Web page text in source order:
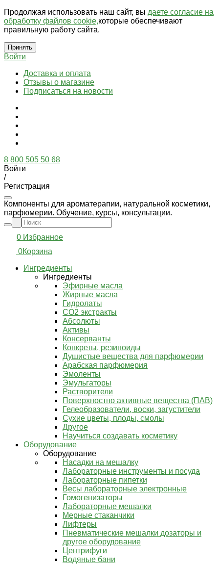
Продолжая использовать наш сайт, вы даете согласие на
обработку файлов cookie,которые обеспечивают
правильную работу сайта.
Принять
Войти
Доставка и оплата
Отзывы о магазине
Подписаться на новости
8 800 505 50 68
Войти
/
Регистрация
Компоненты для ароматерапии, натуральной косметики,
парфюмерии. Обучение, курсы, консультации.
0 Избранное
0Корзина
Ингредиенты
Ингредиенты
Эфирные масла
Жирные масла
Гидролаты
СО2 экстракты
Абсолюты
Активы
Консерванты
Конкреты, резиноиды
Душистые вещества для парфюмерии
Арабская парфюмерия
Эмоленты
Эмульгаторы
Растворители
Поверхностно активные вещества (ПАВ)
Гелеобразователи, воски, загустители
Сухие цветы, плоды, смолы
Другое
Научиться создавать косметику
Оборудование
Оборудование
Насадки на мешалку
Лабораторные инструменты и посуда
Лабораторные пипетки
Весы лабораторные электронные
Гомогенизаторы
Лабораторные мешалки
Мерные стаканчики
Лифтеры
Пневматические мешалки дозаторы и
другое оборудование
Центрифуги
Водяные бани